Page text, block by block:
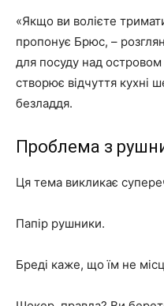
«Якщо ви волієте
пропонує Брюс, –
для посуду над
створює відчуття кухні
безладдя.
Проблема з
Ця тема викликає
Папір рушники.
Бреді каже, що їм не